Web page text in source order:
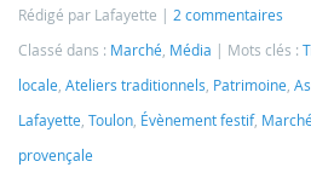
Rédigé par Lafayette
2 commentaires
Classé dans : Marché, Média Mots clés :
locale, Ateliers traditionnels, Patrimoine,
Lafayette, Toulon, Évènement festif,
provençale